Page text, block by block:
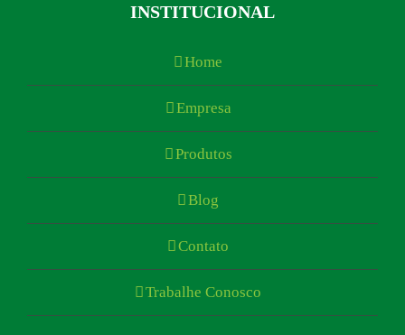
INSTITUCIONAL
Home
Empresa
Produtos
Blog
Contato
Trabalhe Conosco